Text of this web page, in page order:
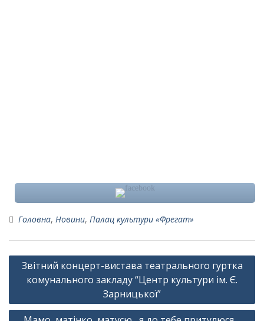
Головна, Новини, Палац культури «Фрегат»
Навігація
записів
Звітний концерт-вистава театрального гуртка
комунального закладу “Центр культури ім. Є.
Зарницької”